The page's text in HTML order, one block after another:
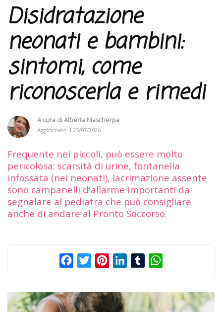
Disidratazione
neonati e bambini:
sintomi, come
riconoscerla e rimedi
A cura diAlberta Mascherpa
Aggiornato il 25/07/2026
Frequente nei piccoli, può essere molto
pericolosa: scarsità di urine, fontanella
infossata (nei neonati), lacrimazione assente
sono campanelli d'allarme importanti da
segnalare al pediatra che può consigliare
anche di andare al Pronto Soccorso.
FacebookTwitterPinterestLinkedInTumblr